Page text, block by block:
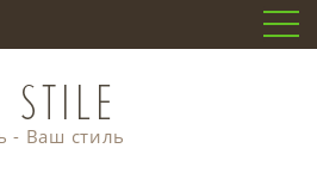
- Ваш стиль